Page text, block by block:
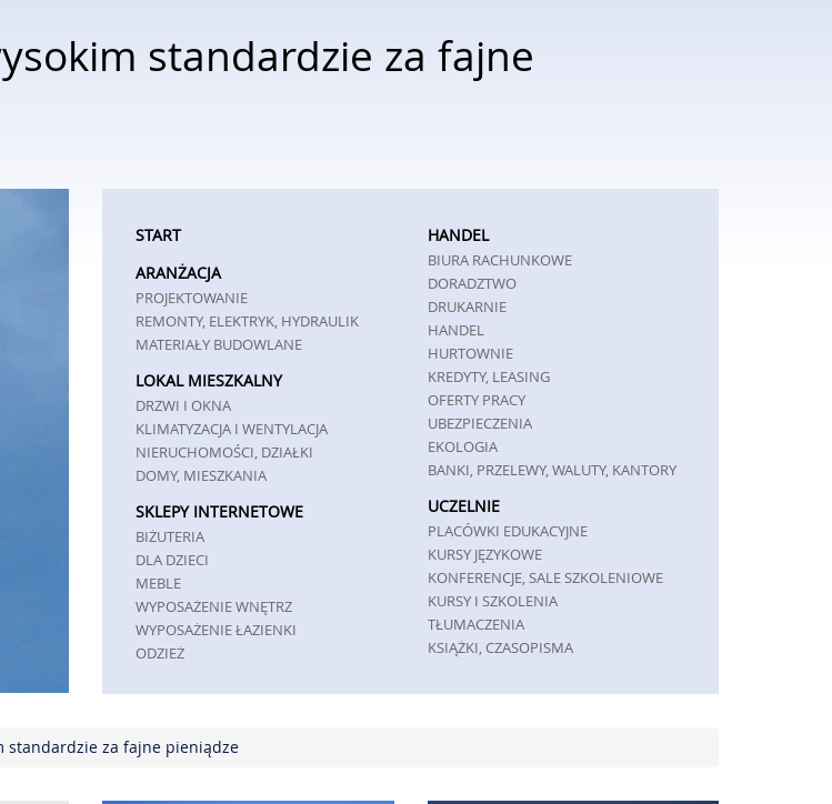
standardzie za fajne
START HANDEL
BIURA RACHUNKOWE
DORADZTWO
DRUKARNIE
HANDEL
HURTOWNIE
KREDYTY, LEASING
OFERTY PRACY
UBEZPIECZENIA
EKOLOGIA
BANKI, PRZELEWY, WALUTY, KANTORY
ARANŻACJA
PROJEKTOWANIE
REMONTY, ELEKTRYK, HYDRAULIK
MATERIAŁY BUDOWLANE
LOKAL MIESZKALNY
DRZWI I OKNA
KLIMATYZACJA I WENTYLACJA
NIERUCHOMOŚCI, DZIAŁKI
DOMY, MIESZKANIA
UCZELNIE
PLACÓWKI EDUKACYJNE
KURSY JĘZYKOWE
KONFERENCJE, SALE SZKOLENIOWE
KURSY I SZKOLENIA
TŁUMACZENIA
KSIĄŻKI, CZASOPISMA
SKLEPY INTERNETOWE
BIŻUTERIA
DLA DZIECI
MEBLE
WYPOSAŻENIE WNĘTRZ
WYPOSAŻENIE ŁAZIENKI
ODZIEŻ
ELEKTRONIKA, RTV, AGD
OGRÓD, ROŚLINY
standardzie za fajne pieniądze